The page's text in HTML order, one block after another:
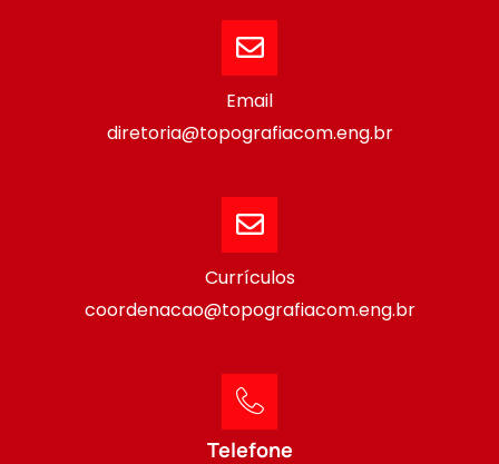
Email
diretoria@topografiacom.eng.br
Currículos
coordenacao@topografiacom.eng.br
Telefone